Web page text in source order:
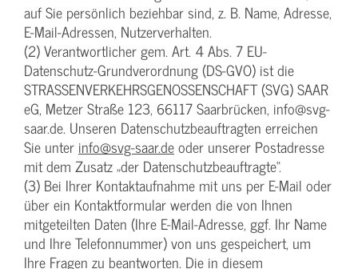
auf Sie persönlich beziehbar sind, z. B. Name, Adresse,
E-Mail-Adressen, Nutzerverhalten.
(2) Verantwortlicher gem. Art. 4 Abs. 7 EU-
Datenschutz-Grundverordnung (DS-GVO) ist die
STRASSENVERKEHRSGENOSSENSCHAFT (SVG) SAAR
eG, Metzer Straße 123, 66117 Saarbrücken, info@svg-
saar.de. Unseren Datenschutzbeauftragten erreichen
Sie unter info@svg-saar.deoder unserer Postadresse
mit dem Zusatz „der Datenschutzbeauftragte“.
(3) Bei Ihrer Kontaktaufnahme mit uns per E-Mail oder
über ein Kontaktformular werden die von Ihnen
mitgeteilten Daten (Ihre E-Mail-Adresse, ggf. Ihr Name
und Ihre Telefonnummer) von uns gespeichert, um
Ihre Fragen zu beantworten. Die in diesem